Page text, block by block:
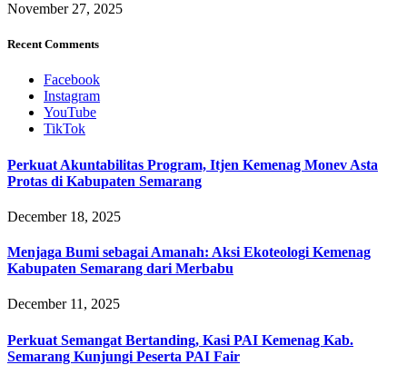
November 27, 2025
Recent Comments
Facebook
Instagram
YouTube
TikTok
Perkuat Akuntabilitas Program, Itjen Kemenag Monev Asta
Protas di Kabupaten Semarang
December 18, 2025
Menjaga Bumi sebagai Amanah: Aksi Ekoteologi Kemenag
Kabupaten Semarang dari Merbabu
December 11, 2025
Perkuat Semangat Bertanding, Kasi PAI Kemenag Kab.
Semarang Kunjungi Peserta PAI Fair